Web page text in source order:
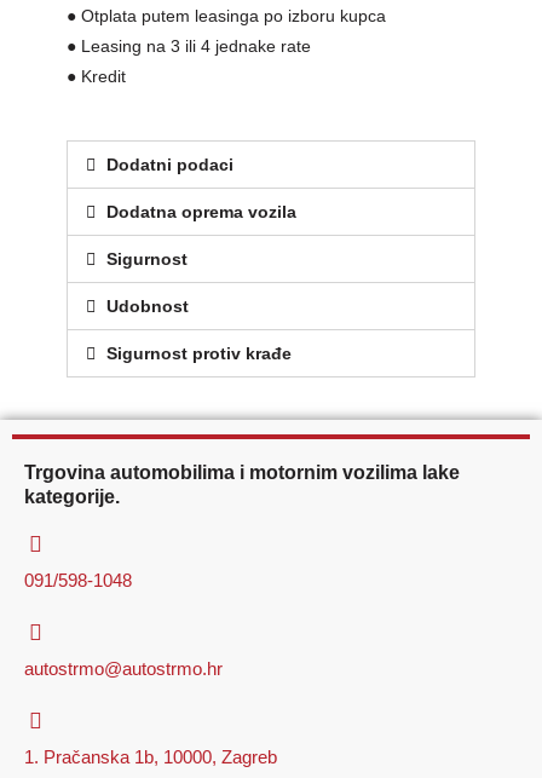
● Otplata putem leasinga po izboru kupca
● Leasing na 3 ili 4 jednake rate
● Kredit
Dodatni podaci
Dodatna oprema vozila
Sigurnost
Udobnost
Sigurnost protiv krađe
Trgovina automobilima i motornim vozilima lake
kategorije.
091/598-1048
autostrmo@autostrmo.hr
1. Pračanska 1b, 10000, Zagreb